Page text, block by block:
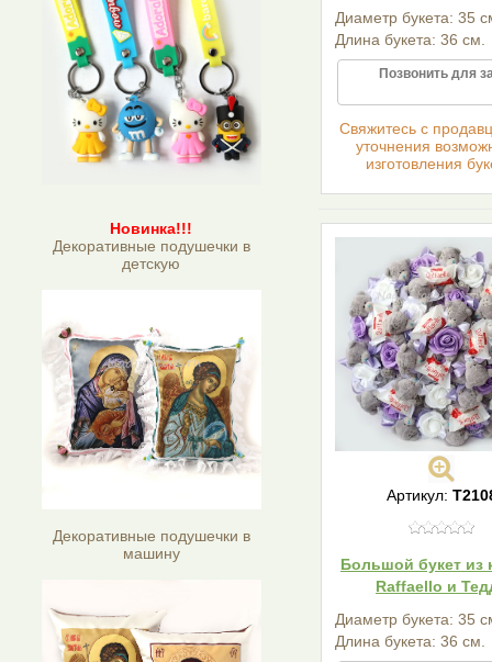
Новинка!!!
Декоративные подушечки в
детскую
Декоративные подушечки в
машину
Диаметр букета: 35
Длина букета: 36 см.
Позвонить для
Cвяжитесь с
уточнения
изготовления
Артикул:
Большой букет из
Raffaello и
Диаметр букета: 35
Длина букета: 36 см.